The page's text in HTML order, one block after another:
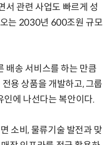
서 관련 사업도 빠르게 성
는 2030년 600조원 규모
배송 서비스를 하는 만큼
용 상품을 개발하고, 그룹
인에 나선다는 복안이다.
소비, 물류기술 발전과 맞